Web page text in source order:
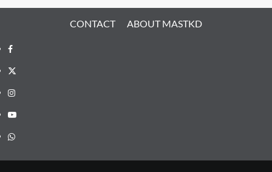
CONTACT ABOUT MASTKD
Facebook
X
Instagram
YouTube
Whatsapp